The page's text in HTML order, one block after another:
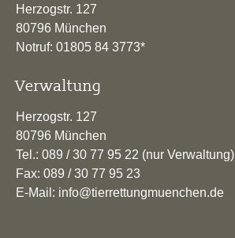
Herzogstr. 127
80796 München
Notruf: 01805 84 3773*
Verwaltung
Herzogstr. 127
80796 München
Tel.: 089 / 30 77 95 22 (nur Verwaltung)
Fax: 089 / 30 77 95 23
E-Mail: info@tierrettungmuenchen.de